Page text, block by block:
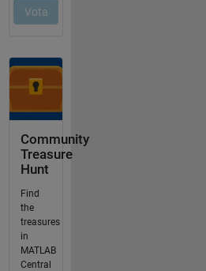
Community
Treasure
Hunt
Find
the
treasures
in
MATLAB
Central